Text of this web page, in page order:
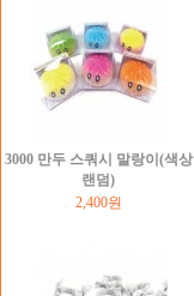
3000 만두 스쿼시 말랑이(색상
랜덤)
2,400원